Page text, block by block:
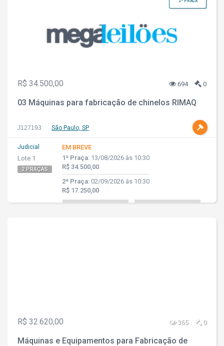
R$ 34.500,00 694 0
03 Máquinas para fabricação de chinelos RIMAQ
J127193 São Paulo, SP
Judicial
Lote 1
2 PRAÇAS
EM BREVE
1ª Praça: 13/08/2026 às 10:30
R$ 34.500,00
2ª Praça: 02/09/2026 às 10:30
R$ 17.250,00
R$ 32.620,00 365 0
Máquinas e Equipamentos para Fabricação de